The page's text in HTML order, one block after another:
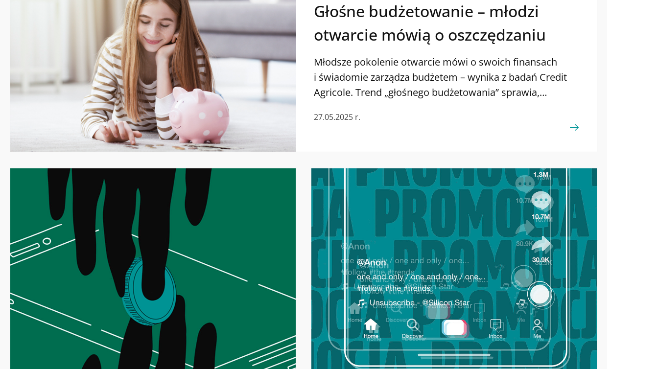
Głośne budżetowanie – młodzi
otwarcie mówią o oszczędzaniu
Młodsze pokolenie otwarcie mówi o swoich finansach
i świadomie zarządza budżetem – wynika z badań Credit
Agricole. Trend „głośnego budżetowania” sprawia,
powodem do wstydu, a staje się oznaką
zarządzanie budżetem staje się normą. Jak wynika z badań
Credit Agricole, młodzi nie tylko odkładają pieniądze (64
proc. nie wydaje […]
27.05.2025 r.